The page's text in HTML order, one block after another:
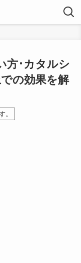
方･カタルシ
の効果を解
。